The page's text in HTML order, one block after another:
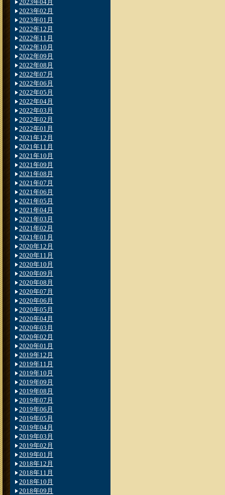
2023年04月
2023年02月
2023年01月
2022年12月
2022年11月
2022年10月
2022年09月
2022年08月
2022年07月
2022年06月
2022年05月
2022年04月
2022年03月
2022年02月
2022年01月
2021年12月
2021年11月
2021年10月
2021年09月
2021年08月
2021年07月
2021年06月
2021年05月
2021年04月
2021年03月
2021年02月
2021年01月
2020年12月
2020年11月
2020年10月
2020年09月
2020年08月
2020年07月
2020年06月
2020年05月
2020年04月
2020年03月
2020年02月
2020年01月
2019年12月
2019年11月
2019年10月
2019年09月
2019年08月
2019年07月
2019年06月
2019年05月
2019年04月
2019年03月
2019年02月
2019年01月
2018年12月
2018年11月
2018年10月
2018年09月